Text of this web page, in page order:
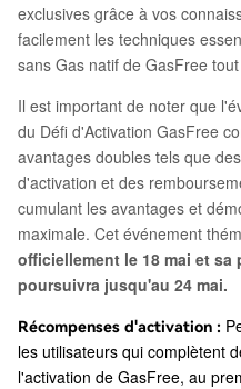
exclusives grâce à vos
facilement les techniques
sans Gas natif de GasFree
Il est important de noter que
du Défi d'Activation GasFree
avantages doubles tels que
d'activation et des
cumulant les avantages et
maximale. Cet événement
officiellement le 18 mai et
poursuivra jusqu'au 24 mai.
Récompenses d'activation :
les utilisateurs qui complètent
l'activation de GasFree, au